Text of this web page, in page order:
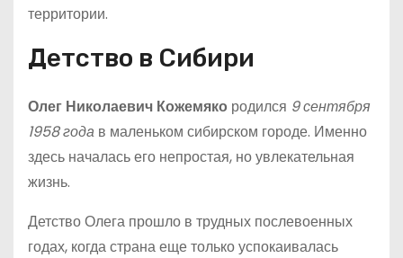
территории.
Детство в Сибири
Олег Николаевич Кожемяко родился 9 сентября
1958 года в маленьком сибирском городе. Именно
здесь началась его непростая, но увлекательная
жизнь.
Детство Олега прошло в трудных послевоенных
годах, когда страна еще только успокаивалась